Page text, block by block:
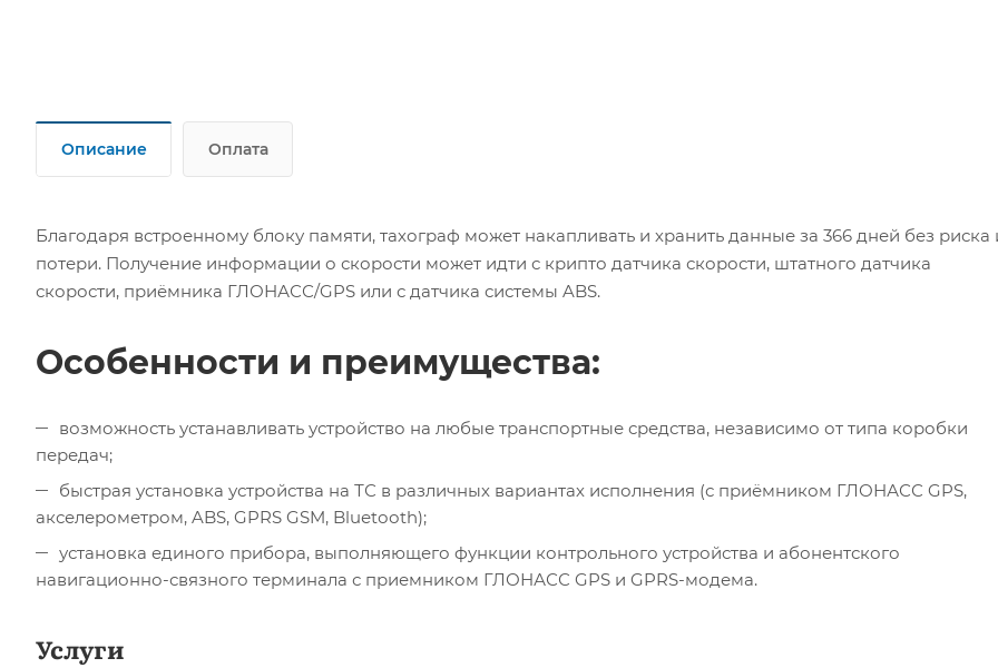
Описание Оплата
Благодаря встроенному блоку памяти, тахограф может накапливать и хранить данные за 366 дней без риска
потери. Получение информации о скорости может идти с крипто датчика скорости, штатного датчика
скорости, приёмника ГЛОНАСС/GPS или с датчика системы ABS.
Особенности и преимущества:
возможность устанавливать устройство на любые транспортные средства, независимо от типа коробки
передач;
быстрая установка устройства на ТС в различных вариантах исполнения (с приёмником ГЛОНАСС GPS,
акселерометром, ABS, GPRS GSM, Bluеtооth);
установка единого прибора, выполняющего функции контрольного устройства и абонентского
навигационно-связного терминала с приемником ГЛОНАСС GPS и GPRS-модема.
Услуги